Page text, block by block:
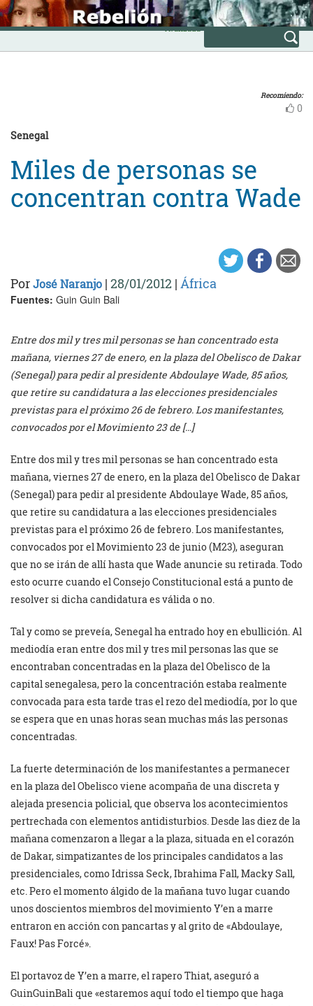
Skip
to
content
INICIO
Avanzada
Recomiendo:
0
Senegal
Miles de personas se
concentran contra Wade
PorJosé Naranjo | 28/01/2012 | África
Fuentes: Guin Guin Bali
Entre dos mil y tres mil personas se han concentrado esta
mañana, viernes 27 de enero, en la plaza del Obelisco de Dakar
(Senegal) para pedir al presidente Abdoulaye Wade, 85 años,
que retire su candidatura a las elecciones presidenciales
previstas para el próximo 26 de febrero. Los manifestantes,
convocados por el Movimiento 23 de […]
Entre dos mil y tres mil personas se han concentrado esta
mañana, viernes 27 de enero, en la plaza del Obelisco de Dakar
(Senegal) para pedir al presidente Abdoulaye Wade, 85 años,
que retire su candidatura a las elecciones presidenciales
previstas para el próximo 26 de febrero. Los manifestantes,
convocados por el Movimiento 23 de junio (M23), aseguran
que no se irán de allí hasta que Wade anuncie su retirada. Todo
esto ocurre cuando el Consejo Constitucional está a punto de
resolver si dicha candidatura es válida o no.
Tal y como se preveía, Senegal ha entrado hoy en ebullición. Al
mediodía eran entre dos mil y tres mil personas las que se
encontraban concentradas en la plaza del Obelisco de la
capital senegalesa, pero la concentración estaba realmente
convocada para esta tarde tras el rezo del mediodía, por lo que
se espera que en unas horas sean muchas más las personas
concentradas.
La fuerte determinación de los manifestantes a permanecer
en la plaza del Obelisco viene acompaña de una discreta y
alejada presencia policial, que observa los acontecimientos
pertrechada con elementos antidisturbios. Desde las diez de la
mañana comenzaron a llegar a la plaza, situada en el corazón
de Dakar, simpatizantes de los principales candidatos a las
presidenciales, como Idrissa Seck, Ibrahima Fall, Macky Sall,
etc. Pero el momento álgido de la mañana tuvo lugar cuando
unos doscientos miembros del movimiento Y’en a marre
entraron en acción con pancartas y al grito de «Abdoulaye,
Faux! Pas Forcé».
El portavoz de Y’en a marre, el rapero Thiat, aseguró a
GuinGuinBali que «estaremos aquí todo el tiempo que haga